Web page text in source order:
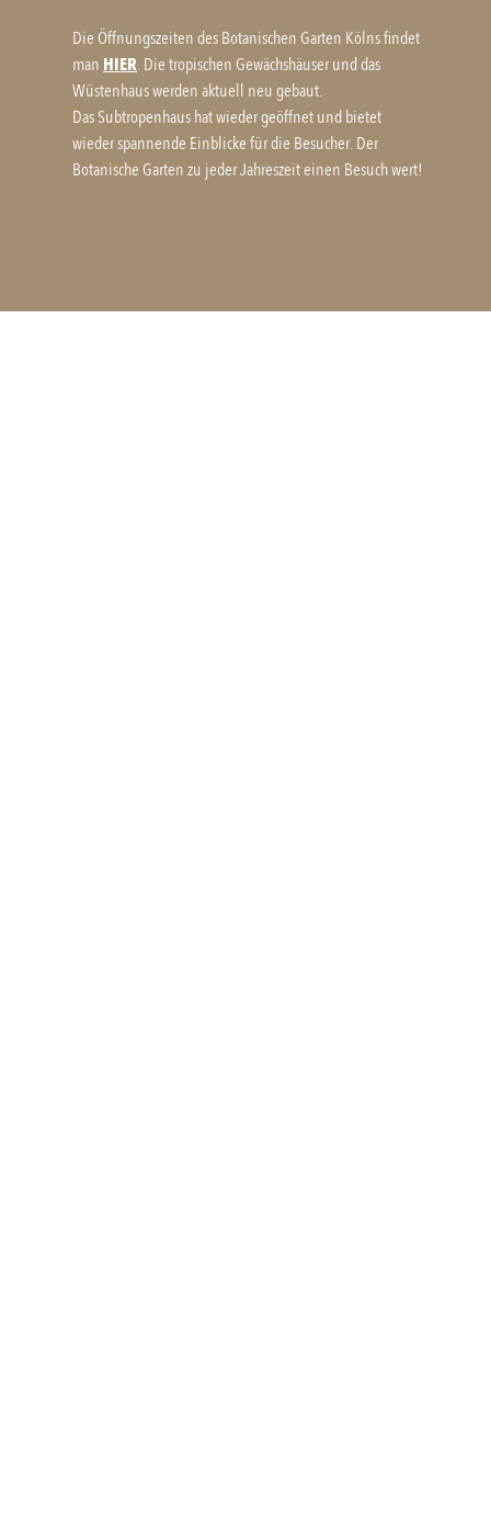
Die Öffnungszeiten des Botanischen Garten Kölns findet
man HIER. Die tropischen Gewächshäuser und das
Wüstenhaus werden aktuell neu gebaut.
Das Subtropenhaus hat wieder geöffnet und bietet
wieder spannende Einblicke für die Besucher. Der
Botanische Garten zu jeder Jahreszeit einen Besuch wert!